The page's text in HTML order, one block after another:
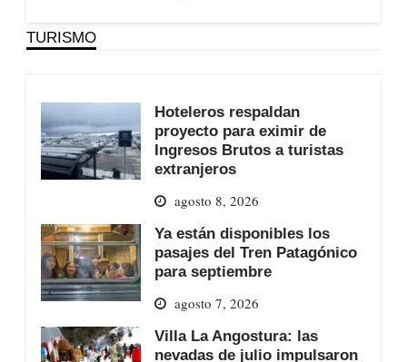
TURISMO
Hoteleros respaldan
proyecto para eximir de
Ingresos Brutos a turistas
extranjeros
agosto 8, 2026
Ya están disponibles los
pasajes del Tren Patagónico
para septiembre
agosto 7, 2026
Villa La Angostura: las
nevadas de julio impulsaron